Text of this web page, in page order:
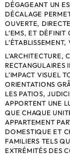
DÉGAGEANT UN
DÉCALAGE
OUVERTE,
L’EMS, ET DÉFINIT
L’ARCHITECTURE,
RECTANGULAIRES
L’IMPACT VISUEL
ORIENTATIONS
LES PATIOS,
APPORTENT UNE
QUE CHAQUE
APPARTEMENT
DOMESTIQUE ET
FAMILIERS TELS
EXTRÉMITÉS DES